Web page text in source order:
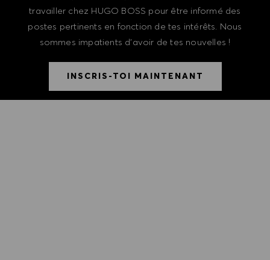
travailler chez HUGO BOSS pour être informé des
postes pertinents en fonction de tes intérêts. Nous
sommes impatients d'avoir de tes nouvelles !
INSCRIS-TOI MAINTENANT